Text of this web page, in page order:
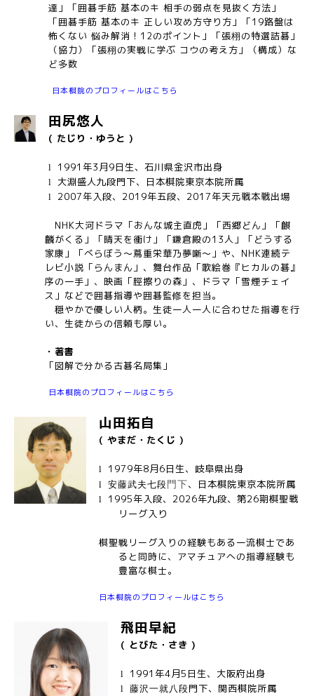
達」「囲碁手筋 基本のキ 相手の弱点を見抜く方法」
「囲碁手筋 基本のキ 正しい攻め方守り方」「19路盤は
怖くない 悩み解消！12のポイント」「張栩の特選詰碁」
（協力）「張栩の実戦に学ぶ コウの考え方」（構成）な
ど多数
日本棋院のプロフィールはこちら
田尻悠人
( たじり・ゆうと )
l 1991 年3月9日生、石川県金沢市出身
l 大淵盛人九段門下、日本棋院東京本院所属
l 2007年入段、 2019年五段、2017年天元戦本戦出場
NHK大河ドラマ「おんな城主直虎」「西郷どん」「麒
麟がくる」「晴天を衝け」「鎌倉殿の13人」「どうする
家康」「べらぼう〜蔦重栄華乃夢噺〜」や、NHK連続テ
レビ小説「らんまん」、舞台作品「歌絵巻『ヒカルの碁』
序の一手」、映画「脛擦りの森」、ドラマ「雪煙チェイ
ス」などで囲碁指導や囲碁監修を担当。
穏やかで優しい人柄。生徒一人一人に合わせた指導を行
い、生徒からの信頼も厚い。
・著書
「図解で分かる古碁名局集」
日本棋院のプロフィールはこちら
山田拓自
( やまだ・たくじ )
l 1979年8月6日生、岐阜県出身
l 安藤武夫七段 門下、日本棋院東京本院所属
l
1995年入段、2026年九段、第26期棋聖戦
リーグ入り
棋聖戦リーグ入りの経験もある一流棋士であ
ると同時に、アマチュアへの指導経験も
豊富な棋士。
日本棋院のプロフィールはこちら
飛田早紀
( とびた・さき )
l 1991 年4月5日生、大阪府出身
l 藤沢一就八段門下、関西棋院所属